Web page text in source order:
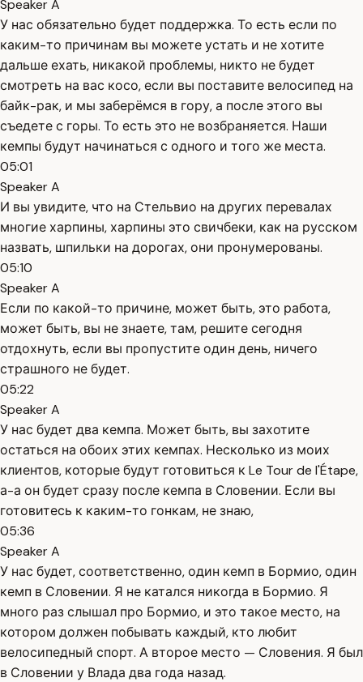
Speaker A
У нас обязательно будет поддержка. То есть если по
каким-то причинам вы можете устать и не хотите
дальше ехать, никакой проблемы, никто не будет
смотреть на вас косо, если вы поставите велосипед на
байк-рак, и мы заберёмся в гору, а после этого вы
съедете с горы. То есть это не возбраняется. Наши
кемпы будут начинаться с одного и того же места.
05:01
Speaker A
И вы увидите, что на Стельвио на других перевалах
многие харпины, харпины это свичбеки, как на русском
назвать, шпильки на дорогах, они пронумерованы.
05:10
Speaker A
Если по какой-то причине, может быть, это работа,
может быть, вы не знаете, там, решите сегодня
отдохнуть, если вы пропустите один день, ничего
страшного не будет.
05:22
Speaker A
У нас будет два кемпа. Может быть, вы захотите
остаться на обоих этих кемпах. Несколько из моих
клиентов, которые будут готовиться к Le Tour de l'Étape,
а-а он будет сразу после кемпа в Словении. Если вы
готовитесь к каким-то гонкам, не знаю,
05:36
Speaker A
У нас будет, соответственно, один кемп в Бормио, один
кемп в Словении. Я не катался никогда в Бормио. Я
много раз слышал про Бормио, и это такое место, на
котором должен побывать каждый, кто любит
велосипедный спорт. А второе место — Словения. Я был
в Словении у Влада два года назад.